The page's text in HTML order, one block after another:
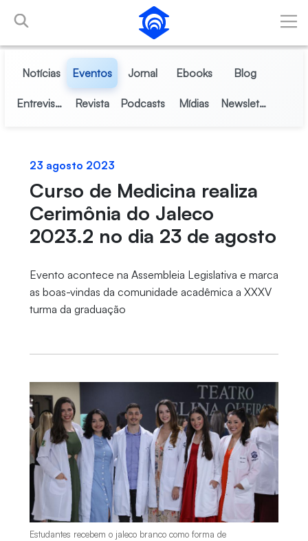
Pular para o Conteúdo principal
Notícias Eventos Jornal Ebooks Blog
Entrevistas Revista Podcasts Mídias Newsletter
23 agosto 2023
Curso de Medicina realiza
Cerimônia do Jaleco
2023.2 no dia 23 de agosto
Evento acontece na Assembleia Legislativa e marca
as boas-vindas da comunidade acadêmica a XXXV
turma da graduação
Estudantes recebem o jaleco branco como forma de